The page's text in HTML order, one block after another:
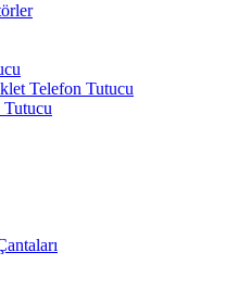
Telefon Tutucu
Tutucu